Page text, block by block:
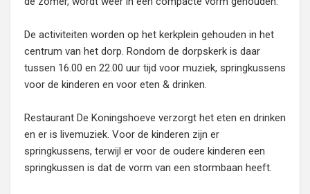
De activiteiten worden op het kerkplein gehouden in het
centrum van het dorp. Rondom de dorpskerk is daar
tussen 16.00 en 22.00 uur tijd voor muziek, springkussens
voor de kinderen en voor eten & drinken.
Restaurant De Koningshoeve verzorgt het eten en drinken
en er is livemuziek. Voor de kinderen zijn er
springkussens, terwijl er voor de oudere kinderen een
springkussen is dat de vorm van een stormbaan heeft.